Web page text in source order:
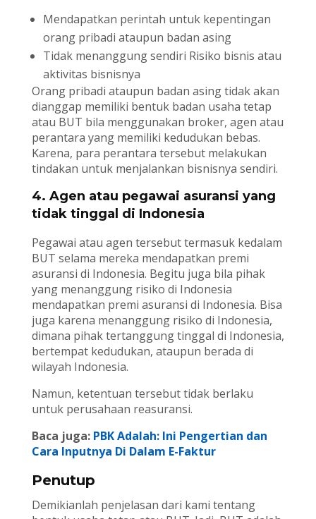
Mendapatkan perintah untuk kepentingan
orang pribadi ataupun badan asing
Tidak menanggung sendiri Risiko bisnis atau
aktivitas bisnisnya
Orang pribadi ataupun badan asing tidak akan
dianggap memiliki bentuk badan usaha tetap
atau BUT bila menggunakan broker, agen atau
perantara yang memiliki kedudukan bebas.
Karena, para perantara tersebut melakukan
tindakan untuk menjalankan bisnisnya sendiri.
4. Agen atau pegawai asuransi yang
tidak tinggal di Indonesia
Pegawai atau agen tersebut termasuk kedalam
BUT selama mereka mendapatkan premi
asuransi di Indonesia. Begitu juga bila pihak
yang menanggung risiko di Indonesia
mendapatkan premi asuransi di Indonesia. Bisa
juga karena menanggung risiko di Indonesia,
dimana pihak tertanggung tinggal di Indonesia,
bertempat kedudukan, ataupun berada di
wilayah Indonesia.
Namun, ketentuan tersebut tidak berlaku
untuk perusahaan reasuransi.
Baca juga: PBK Adalah: Ini Pengertian dan
Cara Inputnya Di Dalam E-Faktur
Penutup
Demikianlah penjelasan dari kami tentang